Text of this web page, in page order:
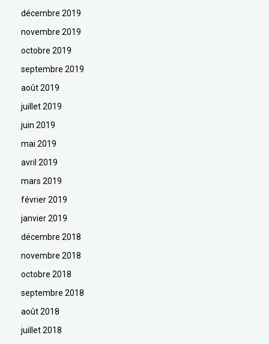
décembre 2019
novembre 2019
octobre 2019
septembre 2019
août 2019
juillet 2019
juin 2019
mai 2019
avril 2019
mars 2019
février 2019
janvier 2019
décembre 2018
novembre 2018
octobre 2018
septembre 2018
août 2018
juillet 2018